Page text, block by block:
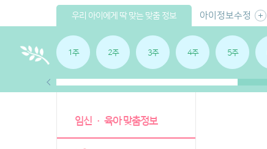
우리 아이에게 딱 맞는 맞춤 정보 아이정보수정
1주 2주 3주 4주 5주
임신 · 육아 맞춤정보